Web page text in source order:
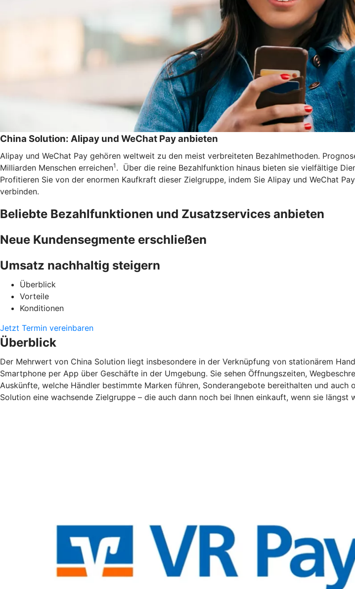
China Solution: Alipay und WeChat Pay anbieten
Alipay und WeChat Pay gehören weltweit zu den meist verbreiteten Bezahlmethoden.
Milliarden Menschen erreichen1 . Über die reine Bezahlfunktion hinaus bieten sie vielfältige
Profitieren Sie von der enormen Kaufkraft dieser Zielgruppe, indem Sie Alipay und WeChat
verbinden.
Beliebte Bezahlfunktionen und Zusatzservices anbieten
Neue Kundensegmente erschließen
Umsatz nachhaltig steigern
Überblick
Vorteile
Konditionen
Jetzt Termin vereinbaren
Überblick
Der Mehrwert von China Solution liegt insbesondere in der Verknüpfung von stationärem
Smartphone per App über Geschäfte in der Umgebung. Sie sehen Öffnungszeiten,
Auskünfte, welche Händler bestimmte Marken führen, Sonderangebote bereithalten und
Solution eine wachsende Zielgruppe – die auch dann noch bei Ihnen einkauft, wenn sie längst